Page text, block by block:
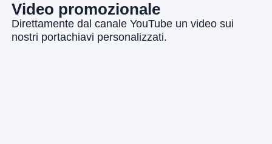
Video promozionale
Direttamente dal canale YouTube un video sui
nostri portachiavi personalizzati.